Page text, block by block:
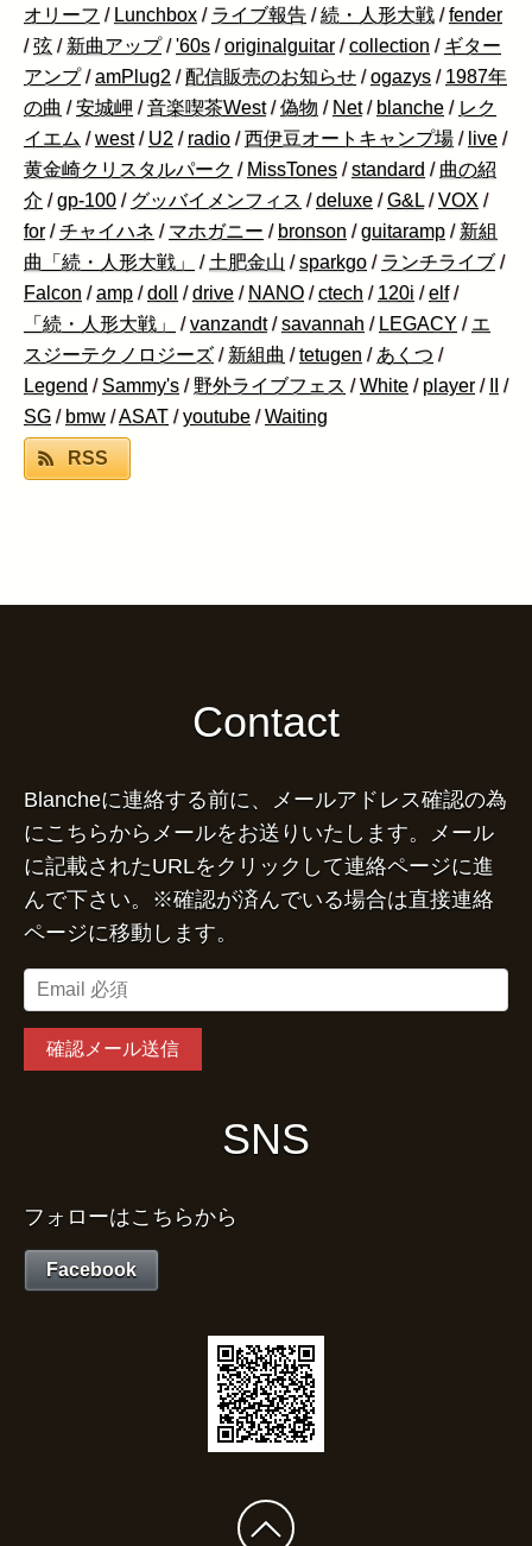
オリーフ / Lunchbox / ライブ報告 /続・人形大戦 /fender
/弦 / 新曲アップ /'60s /originalguitar /collection / ギター
アンプ /amPlug2 /配信販売のお知らせ /ogazys / 1987年
の曲 /安城岬 /音楽喫茶West /偽物 / Net / blanche / レク
イエム /west / U2 / radio /西伊豆オートキャンプ場 / live /
黄金崎クリスタルパーク / MissTones /standard / 曲の紹
介 /gp-100 / グッバイメンフィス /deluxe /G&L /VOX /
for /チャイハネ / マホガニー / bronson /guitaramp / 新組
曲「続・人形大戦」
/ 土肥金山 /sparkgo / ランチライブ /
Falcon /amp /doll /drive / NANO /ctech / 120i /elf /
「続・人形大戦」
/vanzandt /savannah / LEGACY / エ
スジーテクノロジーズ / 新組曲 /tetugen / あくつ /
Legend /Sammy's / 野外ライブフェス /White / player /
/
SG / bmw /ASAT /youtube /Waiting
RSS
Contact
Blancheに連絡する前に、メールアドレス確認の為
にこちらからメールをお送りいたします。メール
に記載されたURLをクリックして連絡ページに進
んで下さい。※確認が済んでいる場合は直接連絡
ページに移動します。
SNS
フォローはこちらから
Facebook